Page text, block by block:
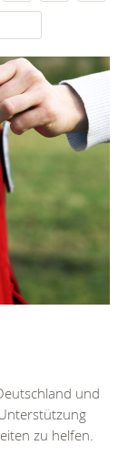
und
zu helfen.